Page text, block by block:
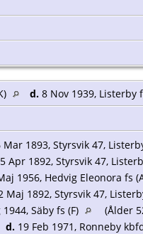
d. 8 Nov 1939, Listerby
Mar 1893, Styrsvik 47,
Apr 1892, Styrsvik 47,
1956, Hedvig Eleonora fs
Maj 1892, Styrsvik 47,
1944, Säby fs (F)
(Ålder
d. 19 Feb 1971, Ronneby